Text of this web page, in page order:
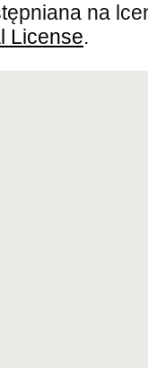
na
License.